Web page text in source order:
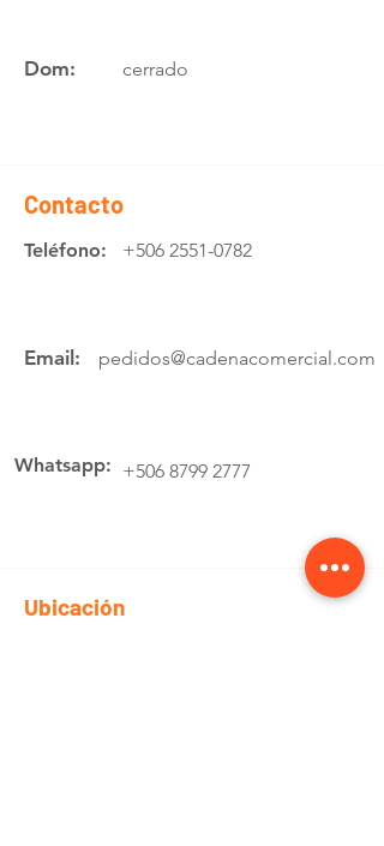
Dom: cerrado
Contacto
Teléfono: +506 2551-0782
Email: pedidos@cadenacomercial.com
Whatsapp: +506 8799 2777
Ubicación